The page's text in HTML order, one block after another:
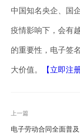
中国知名央企、国
疫情影响下，会有
的重要性，电子签
大价值。 【立即注
上一篇
电子劳动合同全面普及 世